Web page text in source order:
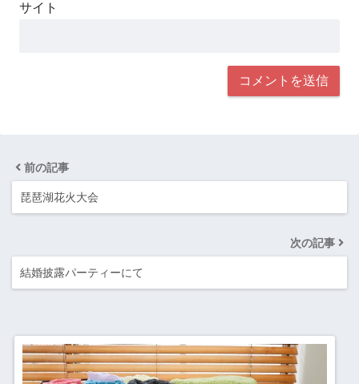
サイト
前の記事
琵琶湖花火大会
次の記事
結婚披露パーティーにて